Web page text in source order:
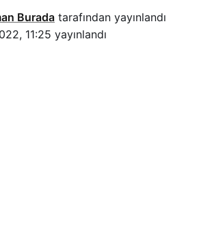
Burada tarafından yayınlandı
11:25 yayınlandı